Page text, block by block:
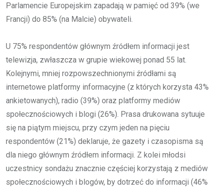
Parlamencie Europejskim zapadają w pamięć od 39% (we
Francji) do 85% (na Malcie) obywateli.
U 75% respondentów głównym źródłem informacji jest
telewizja, zwłaszcza w grupie wiekowej ponad 55 lat.
Kolejnymi, mniej rozpowszechnionymi źródłami są
internetowe platformy informacyjne (z których korzysta 43%
ankietowanych), radio (39%) oraz platformy mediów
społecznościowych i blogi (26%). Prasa drukowana sytuuje
się na piątym miejscu, przy czym jeden na pięciu
respondentów (21%) deklaruje, że gazety i czasopisma są
dla niego głównym źródłem informacji. Z kolei młodsi
uczestnicy sondażu znacznie częściej korzystają z mediów
społecznościowych i blogów, by dotrzeć do informacji (46%